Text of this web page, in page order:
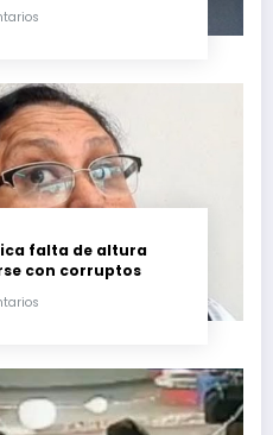
falta de altura
con corruptos